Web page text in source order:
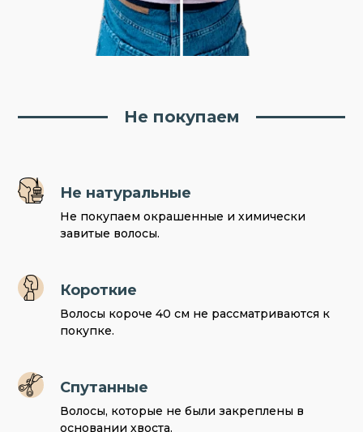
Не покупаем
Не натуральные
Не покупаем окрашенные и химически
завитые волосы.
Короткие
Волосы короче 40 см не рассматриваются к
покупке.
Спутанные
Волосы, которые не были закреплены в
основании хвоста.